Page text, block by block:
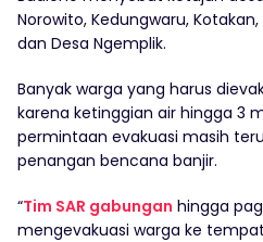
Norowito, Kedungwaru,
dan Desa Ngemplik.
Banyak warga yang harus
karena ketinggian air hingga 3
permintaan evakuasi masih
penangan bencana banjir.
“Tim SAR gabungan hingga
mengevakuasi warga ke